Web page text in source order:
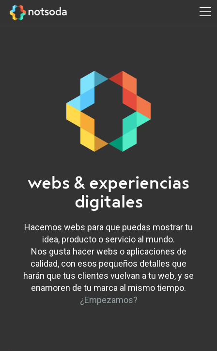
webs & experiencias
digitales
Hacemos webs para que puedas mostrar tu
idea, producto o servicio al mundo.
Nos gusta hacer webs o aplicaciones de
calidad, con esos pequeños detalles que
harán que tus clientes vuelvan a tu web, y se
enamoren de tu marca al mismo tiempo.
¿Empezamos?